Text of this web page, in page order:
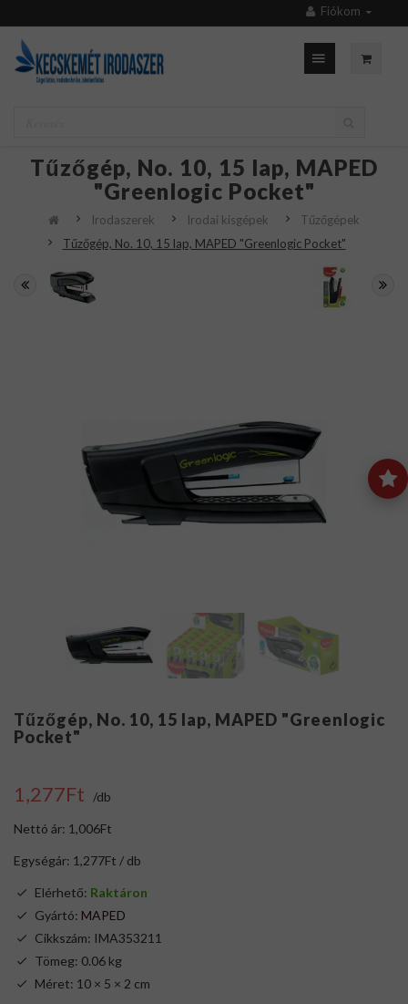
Fiókom
Tűzőgép, No. 10, 15 lap, MAPED
"Greenlogic Pocket"
Irodaszerek Irodai kisgépek
Tűzőgépek
Tűzőgép, No. 10, 15 lap, MAPED "Greenlogic Pocket"
Tűzőgép, No. 10, 15 lap, MAPED "Greenlogic
Pocket"
1,277Ft /db
Nettó ár: 1,006Ft
Egységár: 1,277Ft / db
Elérhető: Raktáron
Gyártó: MAPED
Cikkszám: IMA353211
Tömeg: 0.06 kg
Méret: 10 × 5 × 2 cm